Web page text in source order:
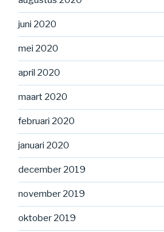
juni 2020
mei 2020
april 2020
maart 2020
februari 2020
januari 2020
december 2019
november 2019
oktober 2019